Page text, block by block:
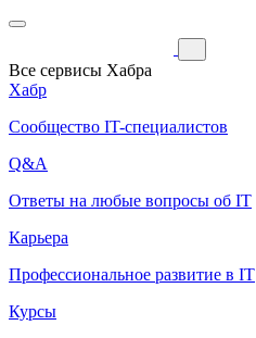
Все сервисы Хабра
Хабр
Сообщество IT-специалистов
Q&A
Ответы на любые вопросы об IT
Карьера
Профессиональное развитие в IT
Курсы